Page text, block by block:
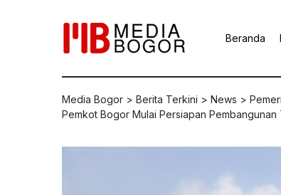
Beranda
Media Bogor > Berita Terkini > News >
Pemkot Bogor Mulai Persiapan